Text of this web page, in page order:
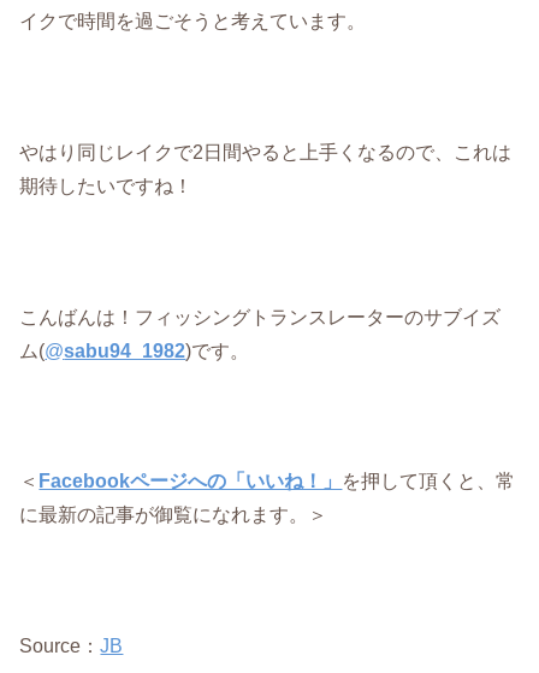
イクで時間を過ごそうと考えています。
やはり同じレイクで2日間やると上手くなるので、これは
期待したいですね！
こんばんは！フィッシングトランスレーターのサブイズ
ム(@sabu94_1982)です。
＜ Facebookページへの「いいね！」 を押して頂くと、常
に最新の記事が御覧になれます。＞
Source：JB